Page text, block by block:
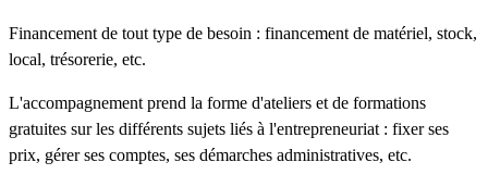
Financement de tout type de besoin : financement de matériel, stock,
local, trésorerie, etc.
L'accompagnement prend la forme d'ateliers et de formations
gratuites sur les différents sujets liés à l'entrepreneuriat : fixer ses
prix, gérer ses comptes, ses démarches administratives, etc.